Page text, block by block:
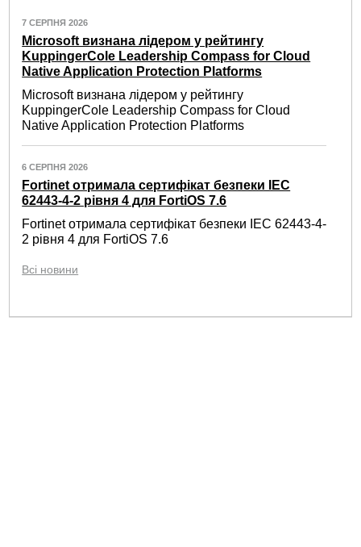
7 СЕРПНЯ 2026
Microsoft визнана лідером у рейтингу
KuppingerCole Leadership Compass for Cloud
Native Application Protection Platforms
Microsoft визнана лідером у рейтингу
KuppingerCole Leadership Compass for Cloud
Native Application Protection Platforms
6 СЕРПНЯ 2026
Fortinet отримала сертифікат безпеки IEC
62443-4-2 рівня 4 для FortiOS 7.6
Fortinet отримала сертифікат безпеки IEC 62443-4-
2 рівня 4 для FortiOS 7.6
Всі новини